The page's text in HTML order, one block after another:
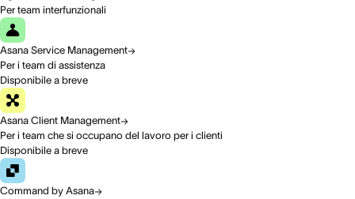
Per team interfunzionali
Asana Service Management
Per i team di assistenza
Disponibile a breve
Asana Client Management
Per i team che si occupano del lavoro per i clienti
Disponibile a breve
Command by Asana